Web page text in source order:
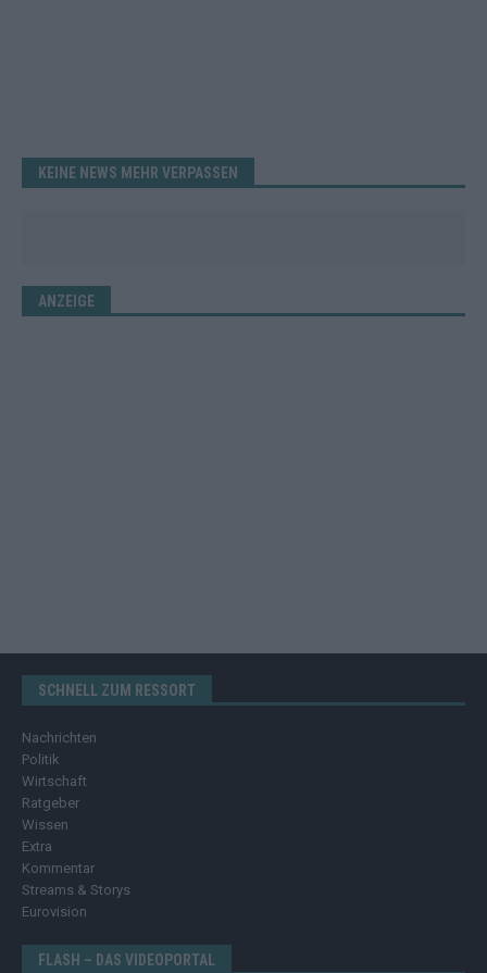
KEINE NEWS MEHR VERPASSEN
ANZEIGE
SCHNELL ZUM RESSORT
Nachrichten
Politik
Wirtschaft
Ratgeber
Wissen
Extra
Kommentar
Streams & Storys
Eurovision
FLASH – DAS VIDEOPORTAL